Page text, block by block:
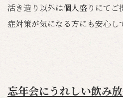
活き造り以外は個人盛りにて
症対策が気になる方にも安心し
忘年会にうれしい飲み放